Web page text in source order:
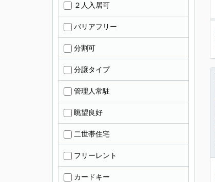
２人入居可
バリアフリー
分割可
分譲タイプ
管理人常駐
眺望良好
二世帯住宅
フリーレント
カードキー